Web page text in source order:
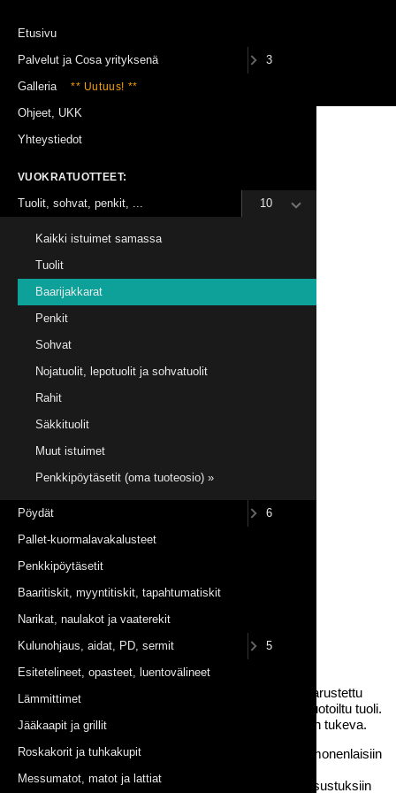
Mustan värisellä istuinosalla ja metallisella rungolla varustettu
nelijalkainen Armstrong-baarijakkara on hauskasti muotoiltu tuoli.
Tämä baarituolimalli on jykevä ja rakenteeltaan erittäin tukeva.
Ulkonäkönsä puolesta Armstrong baarijakkara sopii monenlaisiin
jutustelunurkkauksiin sekä tietenkin klassisiin baarisisustuksiin
Etusivu
Palvelut ja Cosa yrityksenä
3
Galleria
** Uutuus! **
Ohjeet, UKK
Yhteystiedot
VUOKRATUOTTEET:
Tuolit, sohvat, penkit, ... 10
Kaikki istuimet samassa
Tuolit
Baarijakkarat
Penkit
Sohvat
Nojatuolit, lepotuolit ja sohvatuolit
Rahit
Säkkituolit
Muut istuimet
Penkkipöytäsetit (oma tuoteosio) »
Pöydät
6
Pallet-kuormalavakalusteet
Penkkipöytäsetit
Baaritiskit, myyntitiskit, tapahtumatiskit
Narikat, naulakot ja vaaterekit
Kulunohjaus, aidat, PD, sermit
5
Esitetelineet, opasteet, luentovälineet
Lämmittimet
Jääkaapit ja grillit
Roskakorit ja tuhkakupit
Messumatot, matot ja lattiat